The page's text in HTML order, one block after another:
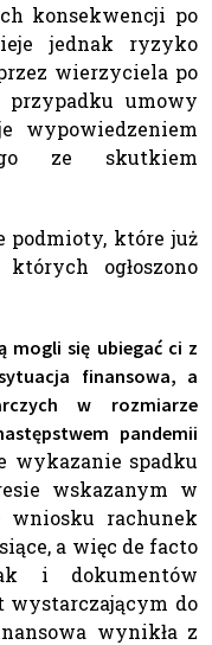
konsekwencji po
jednak ryzyko
wierzyciela po
umowy
wypowiedzeniem
ze skutkiem
podmioty, które już
ogłoszono
mogli się ubiegać ci z
finansowa, a
w rozmiarze
pandemii
wykazanie spadku
wskazanym w
wniosku rachunek
a więc de facto
i dokumentów
wystarczającym do
wynikła z